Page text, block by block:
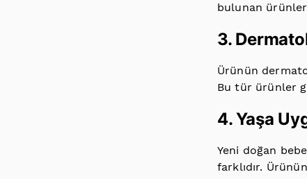
bulunan
3.
Ürünün
Bu tür ürünler
4. Yaşa
Yeni doğan
farklıdır.